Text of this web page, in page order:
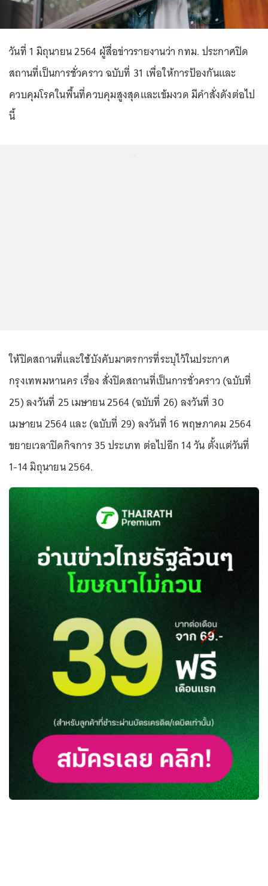
วันที่ 1 มิถุนายน 2564 ผู้สื่อข่าวรายงานว่า กทม. ประกาศปิด
สถานที่เป็นการชั่วคราว ฉบับที่ 31 เพื่อให้การป้องกันและ
ควบคุมโรคในพื้นที่ควบคุมสูงสุดและเข้มงวด มีคำสั่งดังต่อไป
นี้
ให้ปิดสถานที่และใช้บังคับมาตรการที่ระบุไว้ในประกาศ
กรุงเทพมหานคร เรื่อง สั่งปิดสถานที่เป็นการชั่วคราว (ฉบับที่
25) ลงวันที่ 25 เมษายน 2564 (ฉบับที่ 26) ลงวันที่ 30
เมษายน 2564 และ (ฉบับที่ 29) ลงวันที่ 16 พฤษภาคม 2564
ขยายเวลาปิดกิจการ 35 ประเภท ต่อไปอีก 14 วัน ตั้งแต่วันที่
1-14 มิถุนายน 2564.